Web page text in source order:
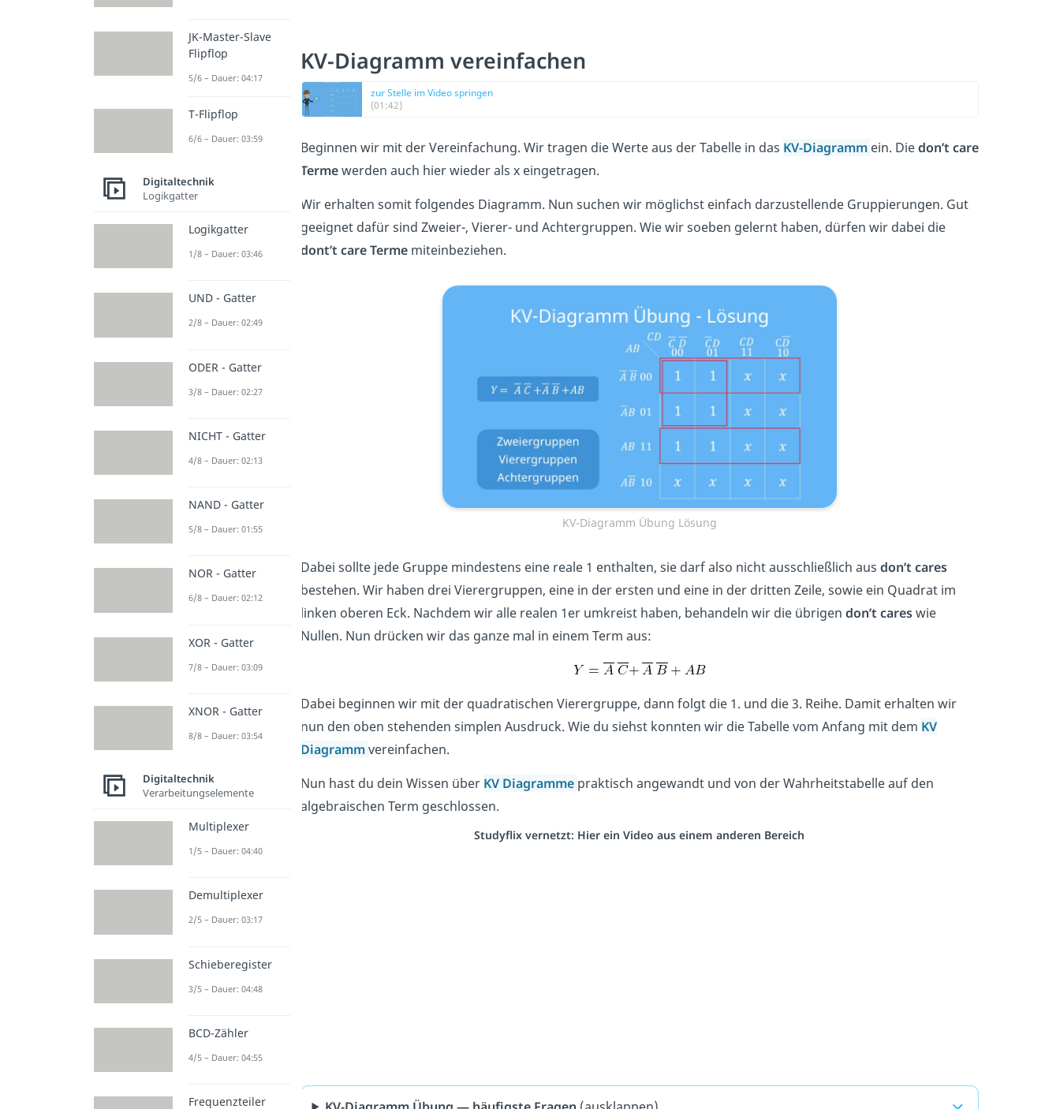
KV-Diagramm vereinfachen
zur Stelle im Video springen
(01:42)
Beginnen wir mit der Vereinfachung. Wir tragen die Werte aus der Tabelle in das KV-Diagramm ein. Diedon’t care
Termewerden auch hier wieder als x eingetragen.
Wir erhalten somit folgendes Diagramm. Nun suchen wir möglichst einfach darzustellende Gruppierungen. Gut
geeignet dafür sind Zweier-, Vierer- und Achtergruppen. Wie wir soeben gelernt haben, dürfen wir dabei die
dont’t care Termemiteinbeziehen.
KV-Diagramm Übung Lösung
Dabei sollte jede Gruppe mindestens eine reale 1 enthalten, sie darf also nicht ausschließlich aus don’t cares
bestehen. Wir haben drei Vierergruppen, eine in der ersten und eine in der dritten Zeile, sowie ein Quadrat im
linken oberen Eck. Nachdem wir alle realen 1er umkreist haben, behandeln wir die übrigen don’t careswie
Nullen. Nun drücken wir das ganze mal in einem Term aus:
Dabei beginnen wir mit der quadratischen Vierergruppe, dann folgt die 1. und die 3. Reihe. Damit erhalten wir
nun den oben stehenden simplen Ausdruck. Wie du siehst konnten wir die Tabelle vom Anfang mit dem KV
Diagrammvereinfachen.
Nun hast du dein Wissen über KV Diagramme praktisch angewandt und von der Wahrheitstabelle auf den
algebraischen Term geschlossen.
Studyflix vernetzt: Hier ein Video aus einem anderen Bereich
JK-Master-Slave
Flipflop
5/6 – Dauer: 04:17
T-Flipflop
6/6 – Dauer: 03:59
Digitaltechnik
Logikgatter
Logikgatter
1/8 – Dauer: 03:46
UND - Gatter
2/8 – Dauer: 02:49
ODER - Gatter
3/8 – Dauer: 02:27
NICHT - Gatter
4/8 – Dauer: 02:13
NAND - Gatter
5/8 – Dauer: 01:55
NOR - Gatter
6/8 – Dauer: 02:12
XOR - Gatter
7/8 – Dauer: 03:09
XNOR - Gatter
8/8 – Dauer: 03:54
Digitaltechnik
Verarbeitungselemente
Multiplexer
1/5 – Dauer: 04:40
Demultiplexer
2/5 – Dauer: 03:17
Schieberegister
3/5 – Dauer: 04:48
BCD-Zähler
4/5 – Dauer: 04:55
Frequenzteiler